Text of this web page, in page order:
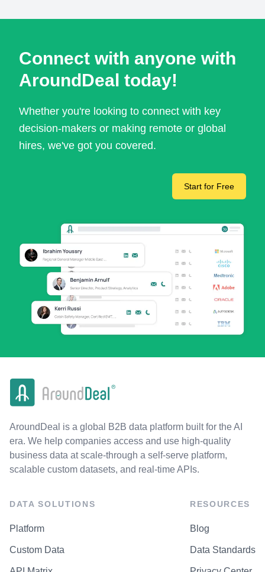
Connect with anyone with
AroundDeal today!
Whether you're looking to connect with key
decision-makers or making remote or global
hires, we've got you covered.
Start for Free
AroundDeal is a global B2B data platform built for the AI
era. We help companies access and use high-quality
business data at scale-through a self-serve platform,
scalable custom datasets, and real-time APIs.
DATA SOLUTIONS
Platform
Custom Data
RESOURCES
Blog
Data Standards